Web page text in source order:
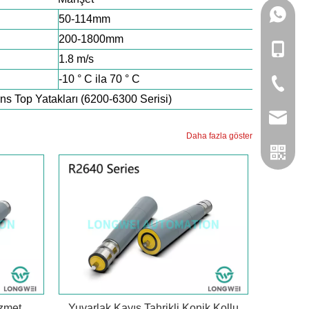
50-114mm
200-1800mm
1.8 m/s
-10 ° C ila 70 ° C
Top Yatakları (6200-6300 Serisi)
Daha fazla göster
+86-